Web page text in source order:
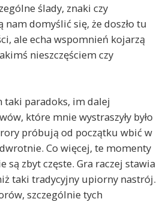
ślady, znaki czy
nam domyślić się, że doszło tu
ale echa wspomnień kojarzą
nieszczęściem czy
taki paradoks, im dalej
które mnie wystraszyły było
próbują od początku wbić w
Co więcej, te momenty
są zbyt częste. Gra raczej stawia
taki tradycyjny upiorny nastrój.
szczególnie tych